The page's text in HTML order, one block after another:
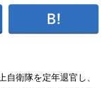
自衛隊を定年退官し、